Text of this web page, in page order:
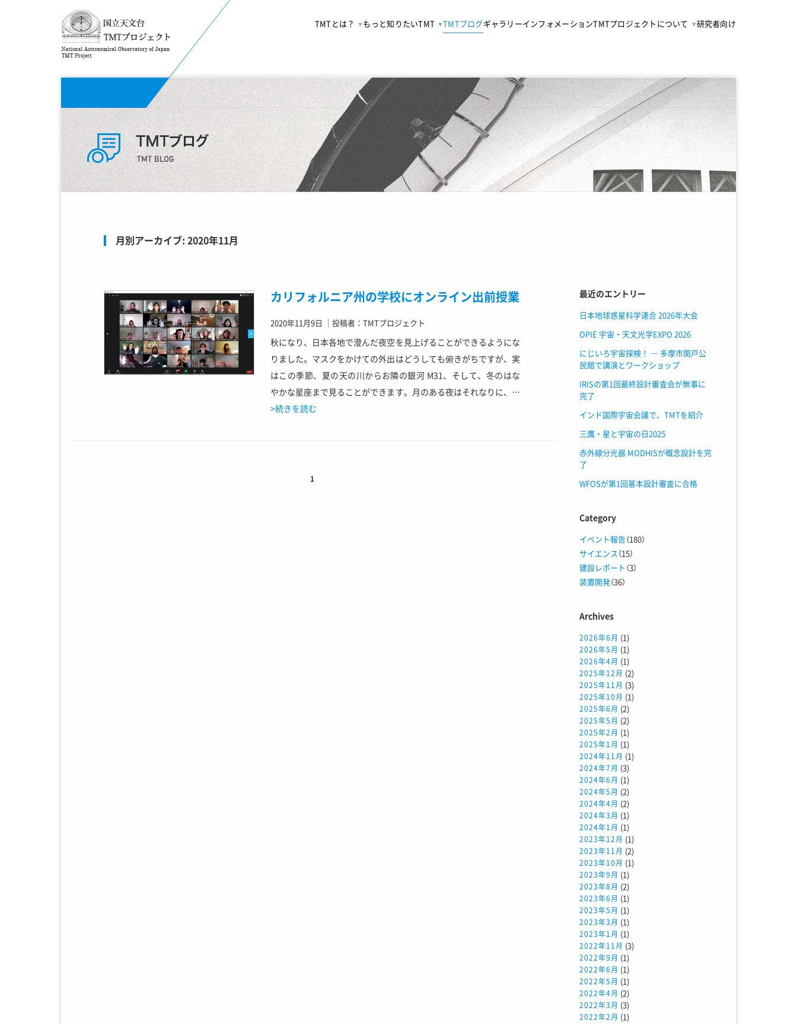
TMTとは？ もっと知りたいTMT TMTブログギャラリーインフォメーションTMTプロジェクトについて 研究者向け
月別アーカイブ: 2020年11月
カリフォルニア州の学校にオンライン出前授業
2020年11月9日 ｜ 投稿者：TMTプロジェクト
秋になり、日本各地で澄んだ夜空を見上げることができるようにな
りました。マスクをかけての外出はどうしても俯きがちですが、実
はこの季節、夏の天の川からお隣の銀河 M31、そして、冬のはな
やかな星座まで見ることができます。月のある夜はそれなりに、…
>続きを読む
1
最近のエントリー
日本地球惑星科学連合 2026年大会
OPIE 宇宙・天文光学EXPO 2026
にじいろ宇宙探検！ ― 多摩市関戸公
民館で講演とワークショップ
IRISの第1回最終設計審査会が無事に
完了
インド国際宇宙会議で、TMTを紹介
三鷹・星と宇宙の日2025
赤外線分光器 MODHISが概念設計を完
了
WFOSが第1回基本設計審査に合格
Category
イベント報告（180）
サイエンス （15）
建設レポート （3）
装置開発（36）
Archives
2026年6月 (1)
2026年5月 (1)
2026年4月 (1)
2025年12月 (2)
2025年11月 (3)
2025年10月 (1)
2025年6月 (2)
2025年5月 (2)
2025年2月 (1)
2025年1月 (1)
2024年11月 (1)
2024年7月 (3)
2024年6月 (1)
2024年5月 (2)
2024年4月 (2)
2024年3月 (1)
2024年1月 (1)
2023年12月 (1)
2023年11月 (2)
2023年10月 (1)
2023年9月 (1)
2023年8月 (2)
2023年6月 (1)
2023年5月 (1)
2023年3月 (1)
2023年1月 (1)
2022年11月 (3)
2022年9月 (1)
2022年6月 (1)
2022年5月 (1)
2022年4月 (2)
2022年3月 (3)
2022年2月 (1)